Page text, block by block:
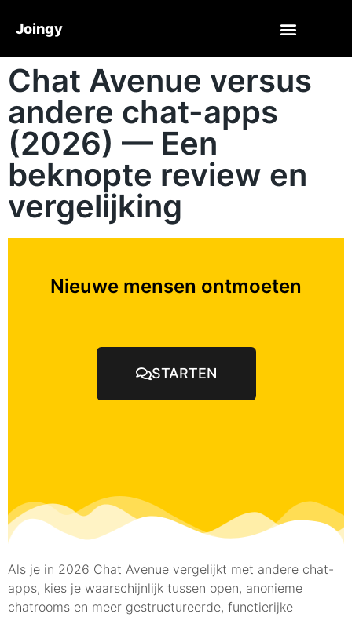
Joingy
Chat Avenue versus
andere chat-apps
(2026) — Een
beknopte review en
vergelijking
Nieuwe mensen ontmoeten
STARTEN
Als je in 2026 Chat Avenue vergelijkt met andere chat-
apps, kies je waarschijnlijk tussen open, anonieme
chatrooms en meer gestructureerde, functierijke